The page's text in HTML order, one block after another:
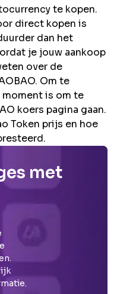
te kopen.
direct kopen is
dan het
je jouw aankoop
over de
Om te
is om te
koers pagina gaan.
Token prijs en hoe
met